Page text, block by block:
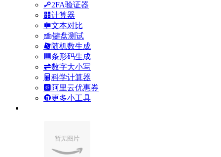
2FA验证器
计算器
文本对比
键盘测试
随机数生成
条形码生成
数字大小写
科学计算器
阿里云优惠券
更多小工具